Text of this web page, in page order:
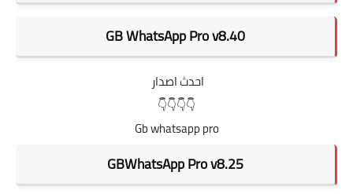
GB WhatsApp Pro v8.40
احدث اصدار
👇👇👇👇
Gb whatsapp pro
GBWhatsApp Pro v8.25